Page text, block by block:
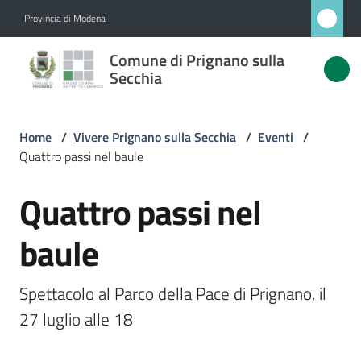
Provincia di Modena
Comune di Prignano sulla
Secchia
Comune
di
sulla
Secchia
Amministrazione
Novità
Servizi
Home / Vivere Prignano sulla Secchia / Eventi /
Quattro passi nel baule
Salta al contenuto
Quattro passi nel
baule
Spettacolo al Parco della Pace di Prignano, il
27 luglio alle 18